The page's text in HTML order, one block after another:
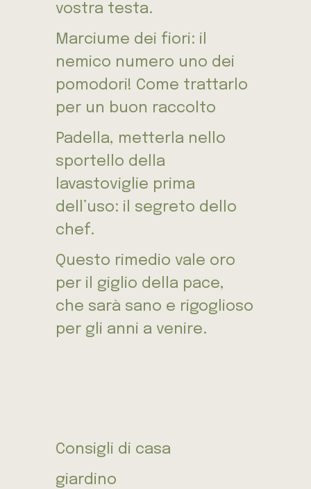
vostra testa.
Marciume dei fiori: il
nemico numero uno dei
pomodori! Come trattarlo
per un buon raccolto
Padella, metterla nello
sportello della
lavastoviglie prima
dell’uso: il segreto dello
chef.
Questo rimedio vale oro
per il giglio della pace,
che sarà sano e rigoglioso
per gli anni a venire.
Consigli di casa
giardino